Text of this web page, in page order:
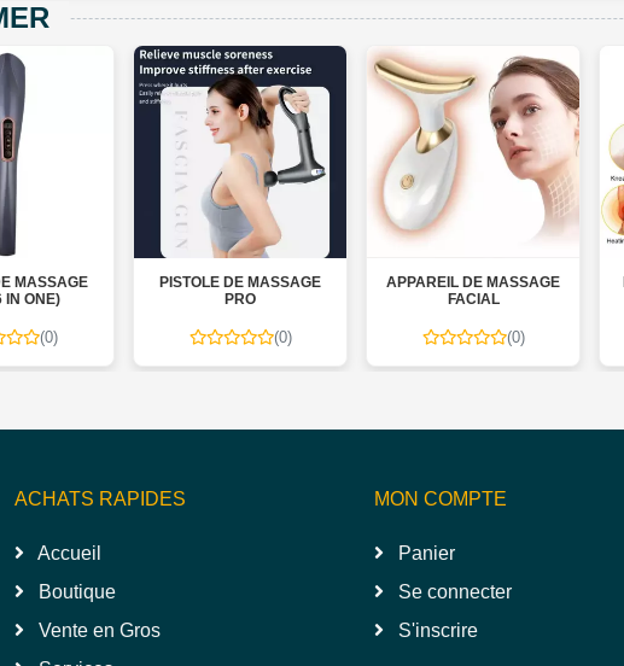
MASSAGE
IN ONE)
(0)
PISTOLE DE MASSAGE
PRO
(0)
APPAREIL DE MASSAGE
FACIAL
(0)
ACHATS RAPIDES
Accueil
Boutique
Vente en Gros
MON COMPTE
Panier
Se connecter
S'inscrire